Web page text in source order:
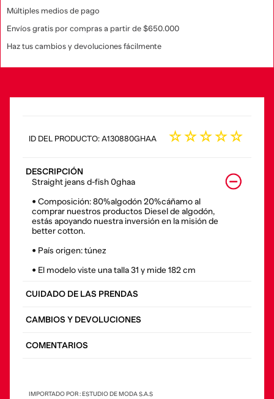
Múltiples medios de pago
Envíos gratis por compras a partir de $650.000
Haz tus cambios y devoluciones fácilmente
: A130880GHAA ☆☆☆☆☆
DESCRIPCIÓN
Straight jeans d-fish 0ghaa
• Composición: 80%algodón 20%cáñamo al
comprar nuestros productos Diesel de algodón,
estás apoyando nuestra inversión en la misión de
better cotton.
• País origen: túnez
• El modelo viste una talla 31 y mide 182 cm
CUIDADO DE LAS PRENDAS
CAMBIOS Y DEVOLUCIONES
COMENTARIOS
IMPORTADO POR : ESTUDIO DE MODA S.A.S